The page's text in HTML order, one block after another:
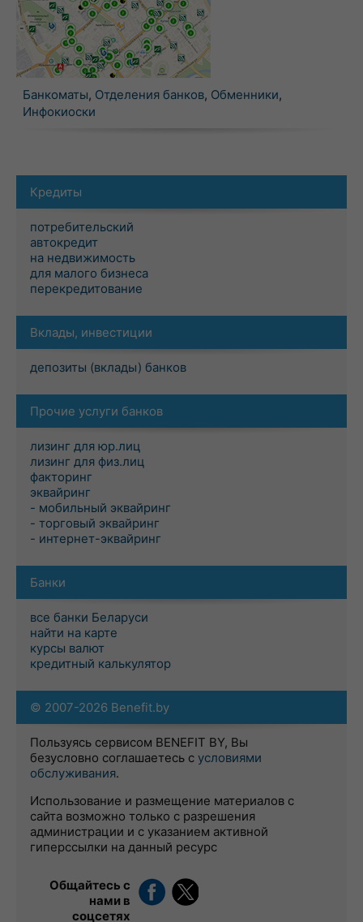
Банкоматы, Отделения банков, Обменники,
Инфокиоски
Кредиты
потребительский
автокредит
на недвижимость
для малого бизнеса
перекредитование
Вклады, инвестиции
депозиты (вклады) банков
Прочие услуги банков
лизинг для юр.лиц
лизинг для физ.лиц
факторинг
эквайринг
- мобильный эквайринг
- торговый эквайринг
- интернет-эквайринг
Банки
все банки Беларуси
найти на карте
курсы валют
кредитный калькулятор
© 2007-2026 Benefit.by
Пользуясь сервисом BENEFIT BY, Вы
безусловно соглашаетесь с условиями
обслуживания.
Использование и размещение материалов с
сайта возможно только с разрешения
администрации и с указанием активной
гиперссылки на данный ресурс
Общайтесь с
нами в
соцсетях